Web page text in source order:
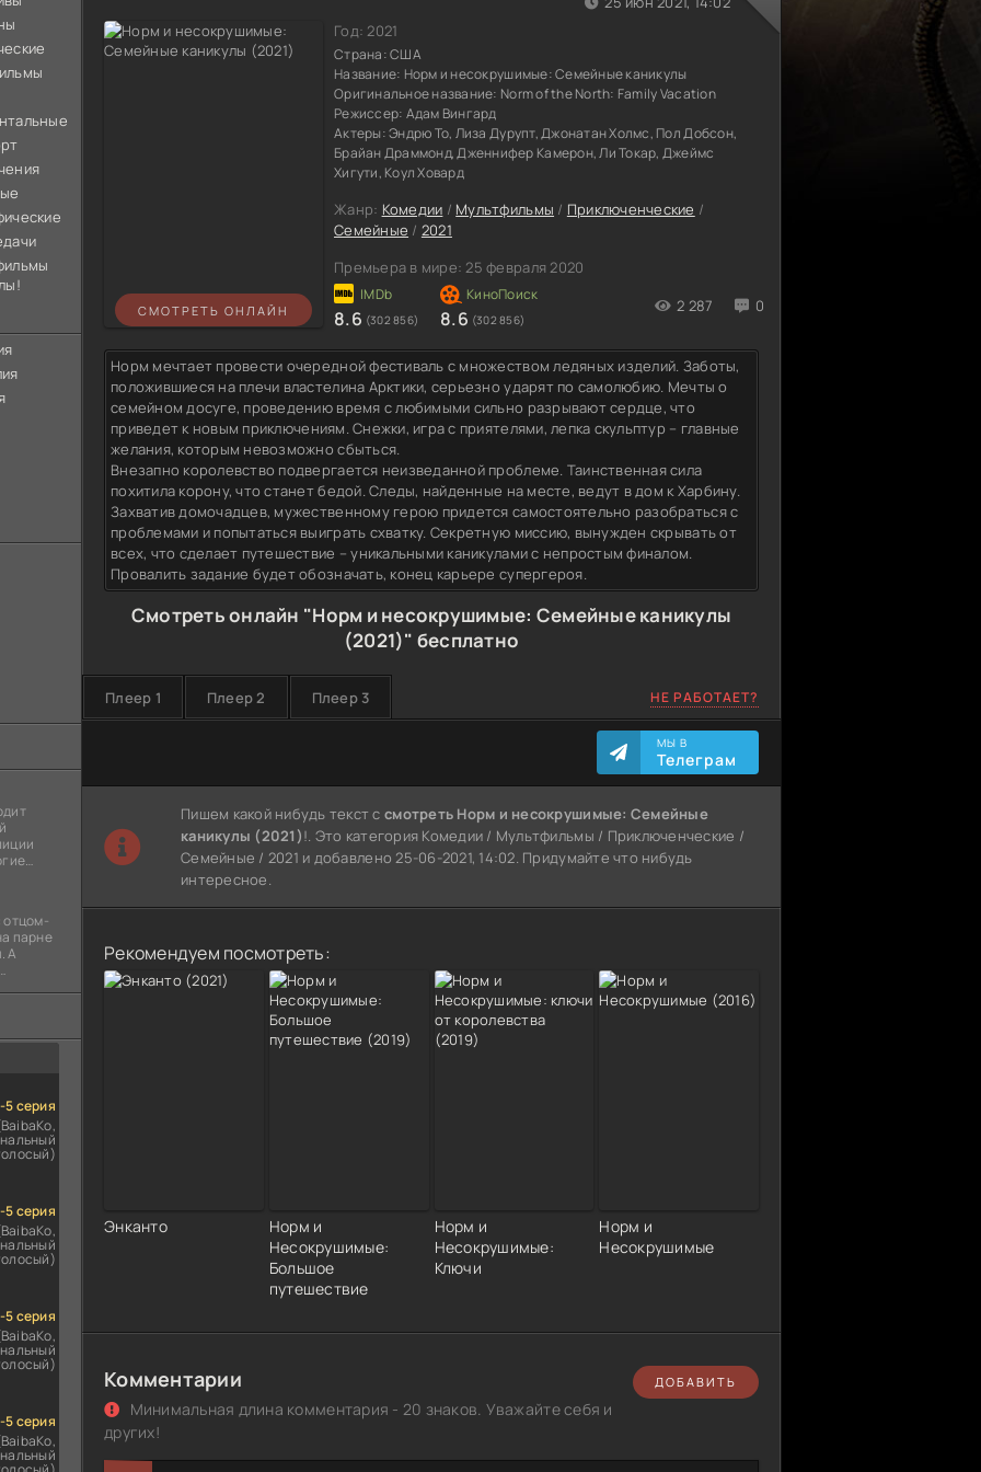
отцом-
парне
А
5 серия
5 серия
5 серия
5 серия
СМОТРЕТЬ ОНЛАЙН
Год:2021
Страна:США
Название: Норм и несокрушимые: Семейные каникулы
Оригинальное название: Norm of the North: Family Vacation
Режиссер: Адам Вингард
Актеры:Эндрю То, Лиза Дурупт, Джонатан Холмс, Пол Добсон,
Брайан Драммонд, Дженнифер Камерон, Ли Токар, Джеймс
Хигути, Коул Ховард
Жанр: Комедии / Мультфильмы / Приключенческие /
Семейные / 2021
Премьера в мире: 25 февраля 2020
8.6 (302 856) 8.6 (302 856)
2 287 0
Норм мечтает провести очередной фестиваль с множеством ледяных изделий. Заботы,
положившиеся на плечи властелина Арктики, серьезно ударят по самолюбию. Мечты о
семейном досуге, проведению время с любимыми сильно разрывают сердце, что
приведет к новым приключениям. Снежки, игра с приятелями, лепка скульптур – главные
желания, которым невозможно сбыться.
Внезапно королевство подвергается неизведанной проблеме. Таинственная сила
похитила корону, что станет бедой. Следы, найденные на месте, ведут в дом к Харбину.
Захватив домочадцев, мужественному герою придется самостоятельно разобраться с
проблемами и попытаться выиграть схватку. Секретную миссию, вынужден скрывать от
всех, что сделает путешествие – уникальными каникулами с непростым финалом.
Провалить задание будет обозначать, конец карьере супергероя.
Смотреть онлайн "Норм и несокрушимые: Семейные каникулы
(2021)" бесплатно
Плеер 1 Плеер 2 Плеер 3 НЕ РАБОТАЕТ?
МЫ В
Телеграм
Пишем какой нибудь текст ссмотреть Норм и несокрушимые: Семейные
каникулы (2021)!. Это категория Комедии / Мультфильмы / Приключенческие /
Семейные / 2021 и добавлено 25-06-2021, 14:02. Придумайте что нибудь
интересное.
Рекомендуем посмотреть:
Энканто
Норм и
Несокрушимые:
Большое
путешествие
Норм и
Несокрушимые:
Ключи
Норм и
Несокрушимые
Комментарии
Минимальная длина комментария - 20 знаков. Уважайте себя и
других!
ДОБАВИТЬ